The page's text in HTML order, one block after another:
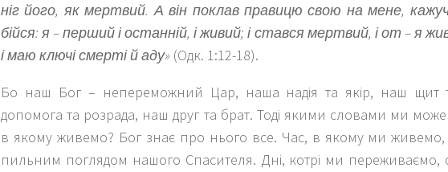
ніг його, як мертвий. А він поклав правицю свою на мене,
бійся: я – перший і останній, і живий; і стався мертвий, і от – я
і маю ключі смерті й аду» (Одк. 1:12-18).
Бо наш Бог – непереможний Цар, наша надія та якір, наш щит
допомога та розрада, наш друг та брат. Тоді якими словами ми
в якому живемо? Бог знає про нього все. Час, в якому ми живемо,
пильним поглядом нашого Спасителя. Дні, котрі ми переживаємо,